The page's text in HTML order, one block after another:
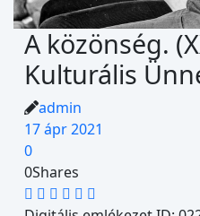
A közönség.
Kulturális
admin
17 ápr 2021
0
0Shares